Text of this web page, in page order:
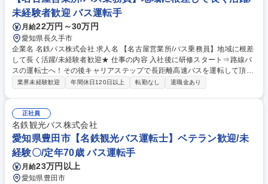
未経験者歓迎 バス運転手
月給22万円～30万円
愛知県長久手市
企業名 名鉄バス株式会社 求人名 【名古屋営業所/バス乗務員】地域に根差
して長く活躍/未経験者歓迎★ 仕事の内容 入社後に研修スタート⇒路線バ
スの運転士へ！その後キャリアステップで長距離高速バスを運転して頂き
ます。名古屋駅を発着点とし、仙台～福岡まで幅広いエリアに行くことが
用いた約3ヶ月のトレーニングで“運転手デビュー”を応援します！※ステッ
プアップによっては夜行バスもございます※変更範囲：当社業務全般 【あ
る1日の流れ】■06:00 出勤、バスの点検、点呼■06:20 乗務開始■10:00 自
由時間（休憩or一時帰宅)■16:00 乗務再開■21:00 終業 募集職種 【名古屋
営業所/バス乗務員】地域に根差して長く活躍/未経験者歓迎★
業界未経験歓迎 年間休日120日以上 転勤なし 退職金あり
正社員
名鉄観光バス株式会社
愛知県豊田市【名鉄観光バス運転士】ベテラン歓迎/未
経験〇/定年70歳 バス運転手
月給23万円以上
愛知県豊田市